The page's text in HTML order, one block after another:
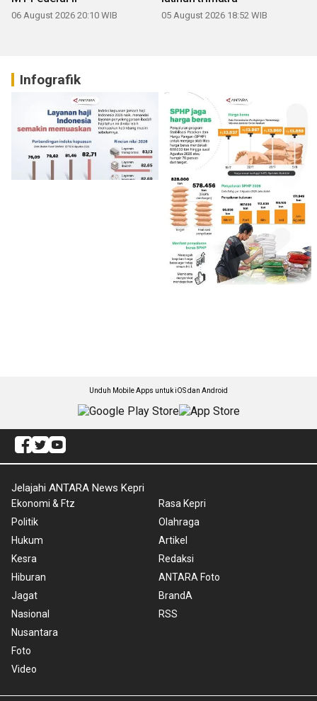
06 August 2026 20:10 WIB 05 August 2026 18:52 WIB
Infografik
Unduh Mobile Apps untuk iOS dan Android
Jelajahi ANTARA News Kepri
Ekonomi & Ftz
Politik
Hukum
Kesra
Hiburan
Jagat
Nasional
Nusantara
Foto
Video
Rasa Kepri
Olahraga
Artikel
Redaksi
ANTARA Foto
BrandA
RSS